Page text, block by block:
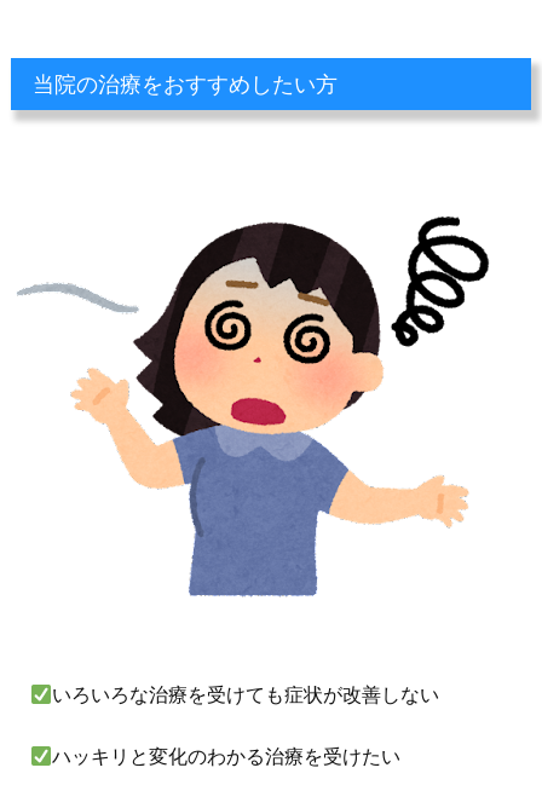
当院の治療をおすすめしたい方
いろいろな治療を受けても症状が改善しない
ハッキリと変化のわかる治療を受けたい